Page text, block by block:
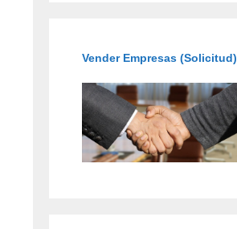
Vender Empresas (Solicitud)